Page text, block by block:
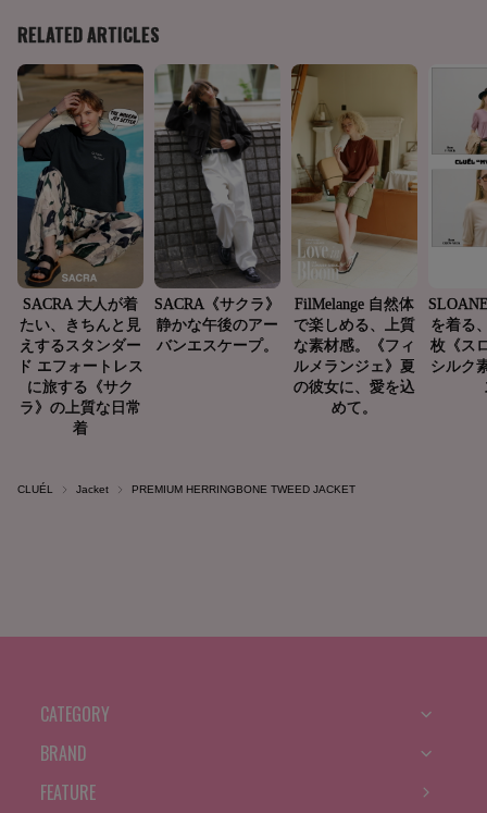
CLUÉL Jacket PREMIUM HERRINGBONE TWEED JACKET
CATEGORY
BRAND
FEATURE